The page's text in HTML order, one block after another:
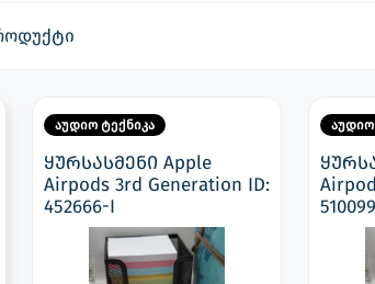
აუდიო ტექნიკა
ყურსასმენი Apple
Airpods 3rd Generation ID:
452666-I
აუდიო